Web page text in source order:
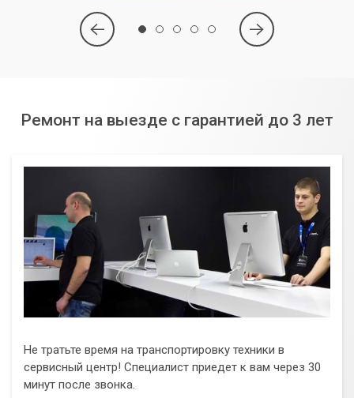
Ремонт на выезде с гарантией до 3 лет
Не тратьте время на транспортировку техники в
сервисный центр! Специалист приедет к вам через 30
минут после звонка.